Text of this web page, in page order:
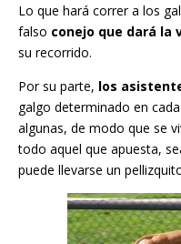
Lo que hará correr a los
falso conejo que dará la
su recorrido.
Por su parte, los
galgo determinado en
algunas, de modo que se
todo aquel que apuesta,
puede llevarse un